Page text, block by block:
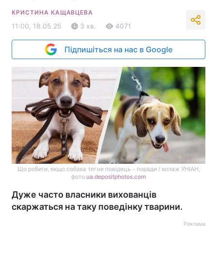
КРИСТИНА КАЩАВЦЕВА
11:00, 18.05.25 3 хв. 4071
Підпишіться на нас в Google
Що робити, якщо собака тягне повідець - поради / колаж УНІАН,
фото ua.depositphotos.com
Дуже часто власники вихованців
скаржаться на таку поведінку тварини.
Реклама